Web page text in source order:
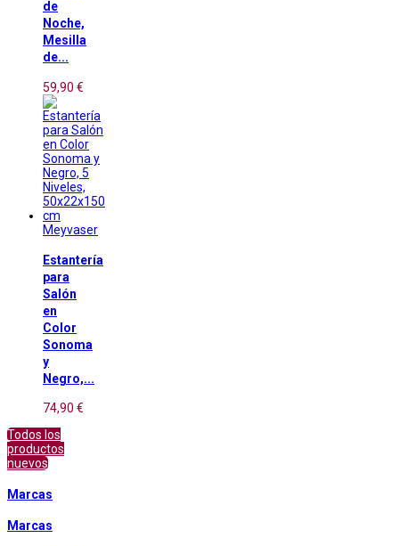
de
Noche,
Mesilla
de...
59,90 €
Meyvaser
Estantería
para
Salón
en
Color
Sonoma
y
Negro,...
74,90 €
Todos los
productos
nuevos
Marcas
Marcas